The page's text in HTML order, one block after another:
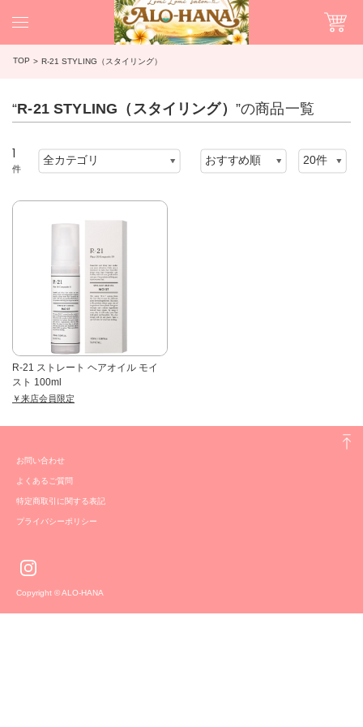
TOP R-21 STYLING（スタイリング）
“R-21 STYLING（スタイリング） ”の商品一覧
1
件
R-21 ストレート ヘアオイル モイ
スト 100ml
￥来店会員限定
お問い合わせ
よくあるご質問
特定商取引に関する表記
プライバシーポリシー
Copyright © ALO-HANA